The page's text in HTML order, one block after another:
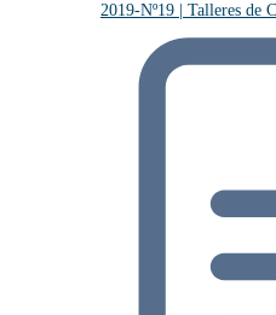
2019-Nº19 | Talleres de